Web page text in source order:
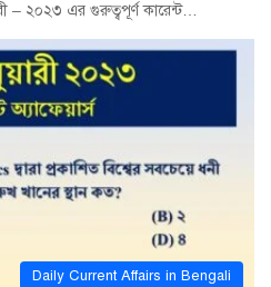
– ২০২৩ এর গুরুত্বপূর্ণ কারেন্ট…
Daily Current Affairs in Bengali